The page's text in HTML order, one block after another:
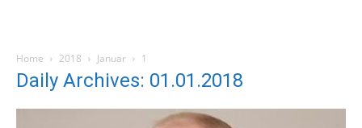
Home 2018 Januar 1
Daily Archives: 01.01.2018